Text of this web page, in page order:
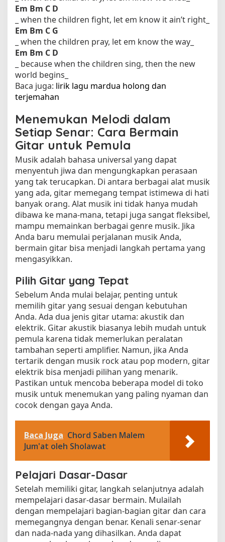
Em Bm C D
_ when the children fight, let em know it ain’t right_
Em Bm C G
_ when the children pray, let em know the way_
Em Bm C D
_ because when the children sing, then the new
world begins_
Baca juga: lirik lagu mardua holong dan
terjemahan​
Menemukan Melodi dalam
Setiap Senar: Cara Bermain
Gitar untuk Pemula
Musik adalah bahasa universal yang dapat
menyentuh jiwa dan mengungkapkan perasaan
yang tak terucapkan. Di antara berbagai alat musik
yang ada, gitar memegang tempat istimewa di hati
banyak orang. Alat musik ini tidak hanya mudah
dibawa ke mana-mana, tetapi juga sangat fleksibel,
mampu memainkan berbagai genre musik. Jika
Anda baru memulai perjalanan musik Anda,
bermain gitar bisa menjadi langkah pertama yang
mengasyikkan.
Pilih Gitar yang Tepat
Sebelum Anda mulai belajar, penting untuk
memilih gitar yang sesuai dengan kebutuhan
Anda. Ada dua jenis gitar utama: akustik dan
elektrik. Gitar akustik biasanya lebih mudah untuk
pemula karena tidak memerlukan peralatan
tambahan seperti amplifier. Namun, jika Anda
tertarik dengan musik rock atau pop modern, gitar
elektrik bisa menjadi pilihan yang menarik.
Pastikan untuk mencoba beberapa model di toko
musik untuk menemukan yang paling nyaman dan
cocok dengan gaya Anda.
Baca Juga Chord Saben Malem
Jum'at oleh Sholawat
Pelajari Dasar-Dasar
Setelah memiliki gitar, langkah selanjutnya adalah
mempelajari dasar-dasar bermain. Mulailah
dengan mempelajari bagian-bagian gitar dan cara
memegangnya dengan benar. Kenali senar-senar
dan nada-nada yang dihasilkan. Anda dapat